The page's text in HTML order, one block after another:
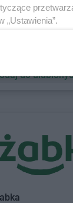
Polskie
Polskie
do
„Ustawienia”.